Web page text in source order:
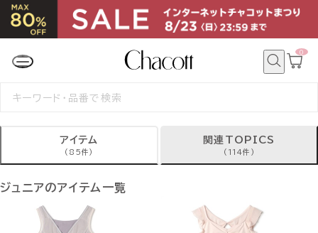
カ
0
検
アイテム
(85件)
関連TOPICS
(114件)
ジュニアのアイテム一覧